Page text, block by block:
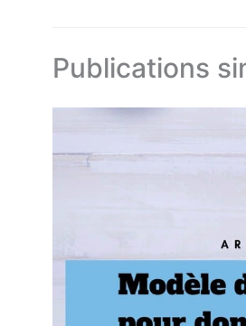
Publications